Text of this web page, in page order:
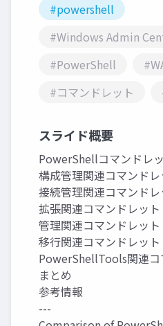
#powershell
#Windows Admin
#PowerShell
#コマンドレット
スライド概要
PowerShellコマンドレ
構成管理関連コマンドレ
接続管理関連コマンドレ
拡張関連コマンドレット
管理関連コマンドレット
移行関連コマンドレット
PowerShellTools関連コ
まとめ
参考情報
---